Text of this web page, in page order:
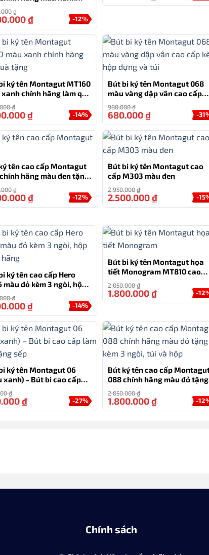
tinh tế, Bút bi ký tên Montagut MT085 là một lựa
yêu của bạn.
mọi đơn hàng, miễn phí khắc tên lên bút
, kiểm tra
vòng 7 ngày. Set bút ký 4 món này không chỉ là
sự sang trọng.
chính hãng MT085 để trải nghiệm sự đẳng
HỖ TRỢ
tặng kèm 3 ngòi, túi và
₫
-12%
₫
ký tên Montagut MT160
chính hãng làm quà
₫
-14%
₫
Bút bi ký tên Montagut 068
màu vàng dập vân cao cấp
980.000₫
-
680.000₫
tên cao cấp Montagut
hãng màu đen tặng
ngòi, túi và hộp
₫
-12%
₫
Bút bi ký tên Montagut cao
cấp M303 màu đen
2.950.000₫
-
2.500.000₫
ký tên cao cấp Hero
màu đỏ kèm 3 ngòi, hộp
₫
-14%
₫
Bút bi ký tên Montagut họa
tiết Monogram MT810 cao
2.050.000₫
-
1.800.000₫
ký tên Montagut 06
xanh) – Bút bi cao cấp
tặng sếp
₫
-27%
₫
Bút ký tên cao cấp
088 chính hãng màu đỏ tặng
kèm 3 ngòi, túi và hộp
2.050.000₫
-
1.800.000₫
Chính sách